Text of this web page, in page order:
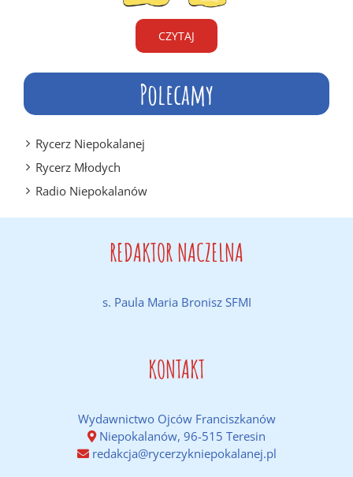
CZYTAJ
Polecamy
Rycerz Niepokalanej
Rycerz Młodych
Radio Niepokalanów
REDAKTOR NACZELNA
s. Paula Maria Bronisz SFMI
KONTAKT
Wydawnictwo Ojców Franciszkanów
Niepokalanów, 96-515 Teresin
redakcja@rycerzykniepokalanej.pl